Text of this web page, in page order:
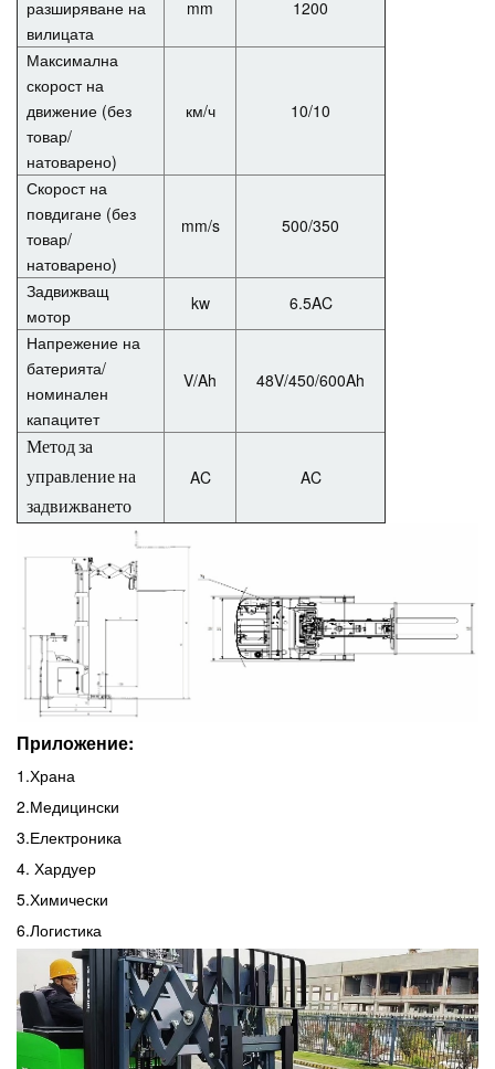
разширяване на
вилицата
mm 1200
Максимална
скорост на
движение (без
товар/
натоварено)
км/ч 10/10
Скорост на
повдигане (без
товар/
натоварено)
mm/s 500/350
Задвижващ
мотор
kw
6.5AC
Напрежение на
батерията/
номинален
капацитет
V/Ah 48V/450/600Ah
Метод за
управление на
задвижването
AC AC
Приложение:
1.Храна
2.Медицински
3.Електроника
4. Хардуер
5.Химически
6.Логистика